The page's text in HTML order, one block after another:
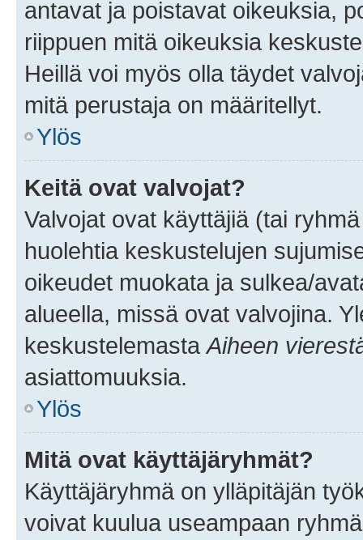
antavat ja poistavat oikeuksia,
riippuen mitä oikeuksia
Heillä voi myös olla täydet
mitä perustaja on määritellyt.
Ylös
Keitä ovat valvojat?
Valvojat ovat käyttäjiä (tai
huolehtia keskustelujen
oikeudet muokata ja sulkea/
alueella, missä ovat valvojina.
keskustelemasta Aiheen
asiattomuuksia.
Ylös
Mitä ovat käyttäjäryhmät?
Käyttäjäryhmä on ylläpitäjän
voivat kuulua useampaan